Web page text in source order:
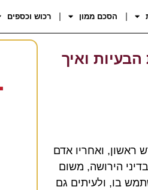
הסכם ממון רכוש וכספים
ואיך
ראשון, ואחריו אדם
הירושה, משום
בו, ולעיתים גם